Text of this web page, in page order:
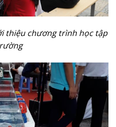
thiệu chương trình học tập